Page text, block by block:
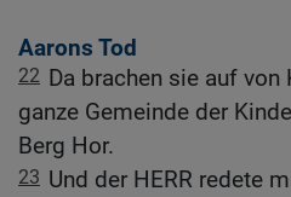
Aarons Tod
22 Da brachen sie auf von
ganze Gemeinde der
Berg Hor.
23 Und der HERR redete